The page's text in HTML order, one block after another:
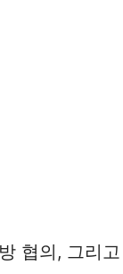
협의, 그리